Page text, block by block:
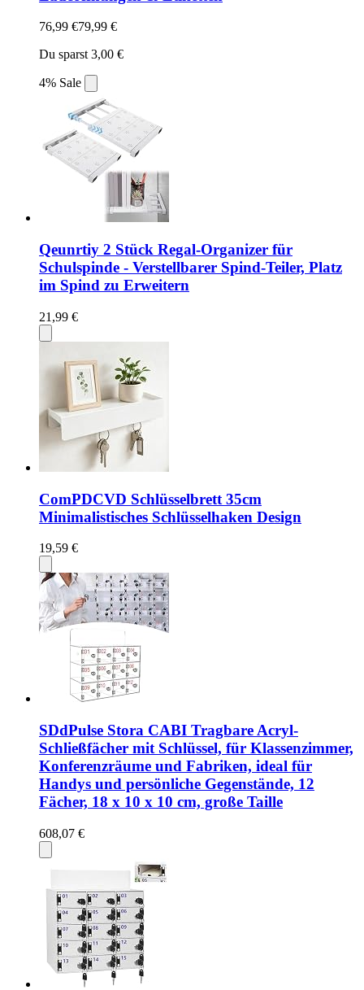
76,99 €79,99 €
Du sparst 3,00 €
4% Sale
Qeunrtiy 2 Stück Regal-Organizer für
Schulspinde - Verstellbarer Spind-Teiler, Platz
im Spind zu Erweitern
21,99 €
ComPDCVD Schlüsselbrett 35cm
Minimalistisches Schlüsselhaken Design
19,59 €
SDdPulse Stora CABI Tragbare Acryl-
Schließfächer mit Schlüssel, für Klassenzimmer,
Konferenzräume und Fabriken, ideal für
Handys und persönliche Gegenstände, 12
Fächer, 18 x 10 x 10 cm, große Taille
608,07 €